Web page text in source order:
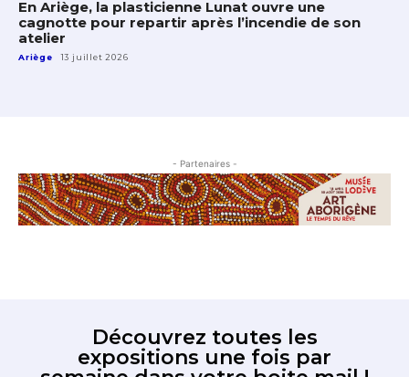
En Ariège, la plasticienne Lunat ouvre une
cagnotte pour repartir après l’incendie de son
atelier
Ariège 13 juillet 2026
- Partenaires -
Découvrez toutes les
expositions une fois par